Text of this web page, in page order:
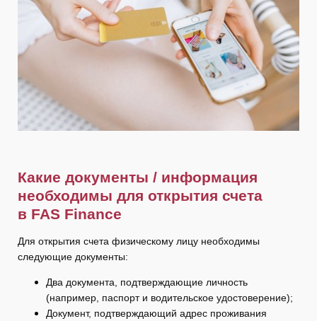
Какие документы / информация
необходимы для открытия счета
в FAS Finance
Для открытия счета физическому лицу необходимы
следующие документы:
Два документа, подтверждающие личность
(например, паспорт и водительское удостоверение);
Документ, подтверждающий адрес проживания